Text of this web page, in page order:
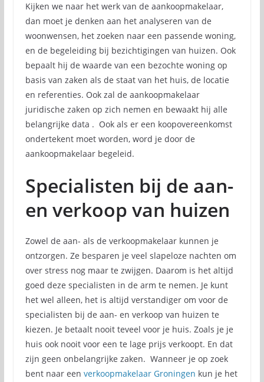
Kijken we naar het werk van de aankoopmakelaar,
dan moet je denken aan het analyseren van de
woonwensen, het zoeken naar een passende woning,
en de begeleiding bij bezichtigingen van huizen. Ook
bepaalt hij de waarde van een bezochte woning op
basis van zaken als de staat van het huis, de locatie
en referenties. Ook zal de aankoopmakelaar
juridische zaken op zich nemen en bewaakt hij alle
belangrijke data . Ook als er een koopovereenkomst
ondertekent moet worden, word je door de
aankoopmakelaar begeleid.
Specialisten bij de aan-
en verkoop van huizen
Zowel de aan- als de verkoopmakelaar kunnen je
ontzorgen. Ze besparen je veel slapeloze nachten om
over stress nog maar te zwijgen. Daarom is het altijd
goed deze specialisten in de arm te nemen. Je kunt
het wel alleen, het is altijd verstandiger om voor de
specialisten bij de aan- en verkoop van huizen te
kiezen. Je betaalt nooit teveel voor je huis. Zoals je je
huis ook nooit voor een te lage prijs verkoopt. En dat
zijn geen onbelangrijke zaken. Wanneer je op zoek
bent naar een verkoopmakelaar Groningen kun je het